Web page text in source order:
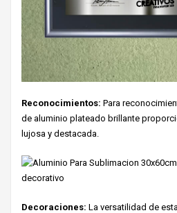
Reconocimientos: Para
de aluminio plateado brillante
lujosa y destacada.
Decoraciones: La versatilidad de